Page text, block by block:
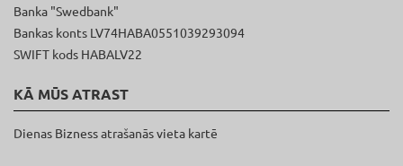
Banka "Swedbank"
Bankas konts LV74HABA0551039293094
SWIFT kods HABALV22
KĀ MŪS ATRAST
Dienas Bizness atrašanās vieta kartē